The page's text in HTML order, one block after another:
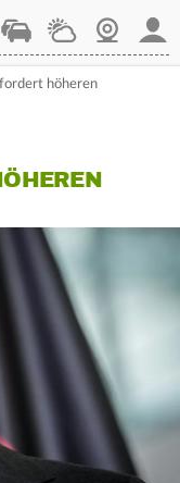
StaupilotWetterWebcam
höheren